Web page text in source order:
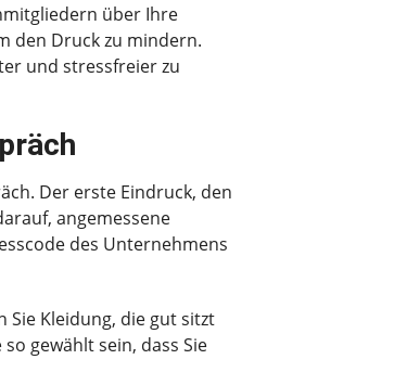
über Ihre
den Druck zu mindern.
und stressfreier zu
Der erste Eindruck, den
angemessene
des Unternehmens
Sie Kleidung, die gut sitzt
gewählt sein, dass Sie